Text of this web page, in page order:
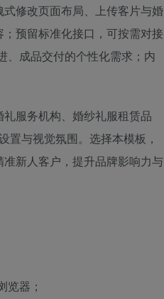
修改页面布局、上传客片与婚
预留标准化接口，可按需对接
、成品交付的个性化需求；内
服务机构、婚纱礼服租赁品
置与视觉氛围。选择本模板，
新人客户，提升品牌影响力与
器；